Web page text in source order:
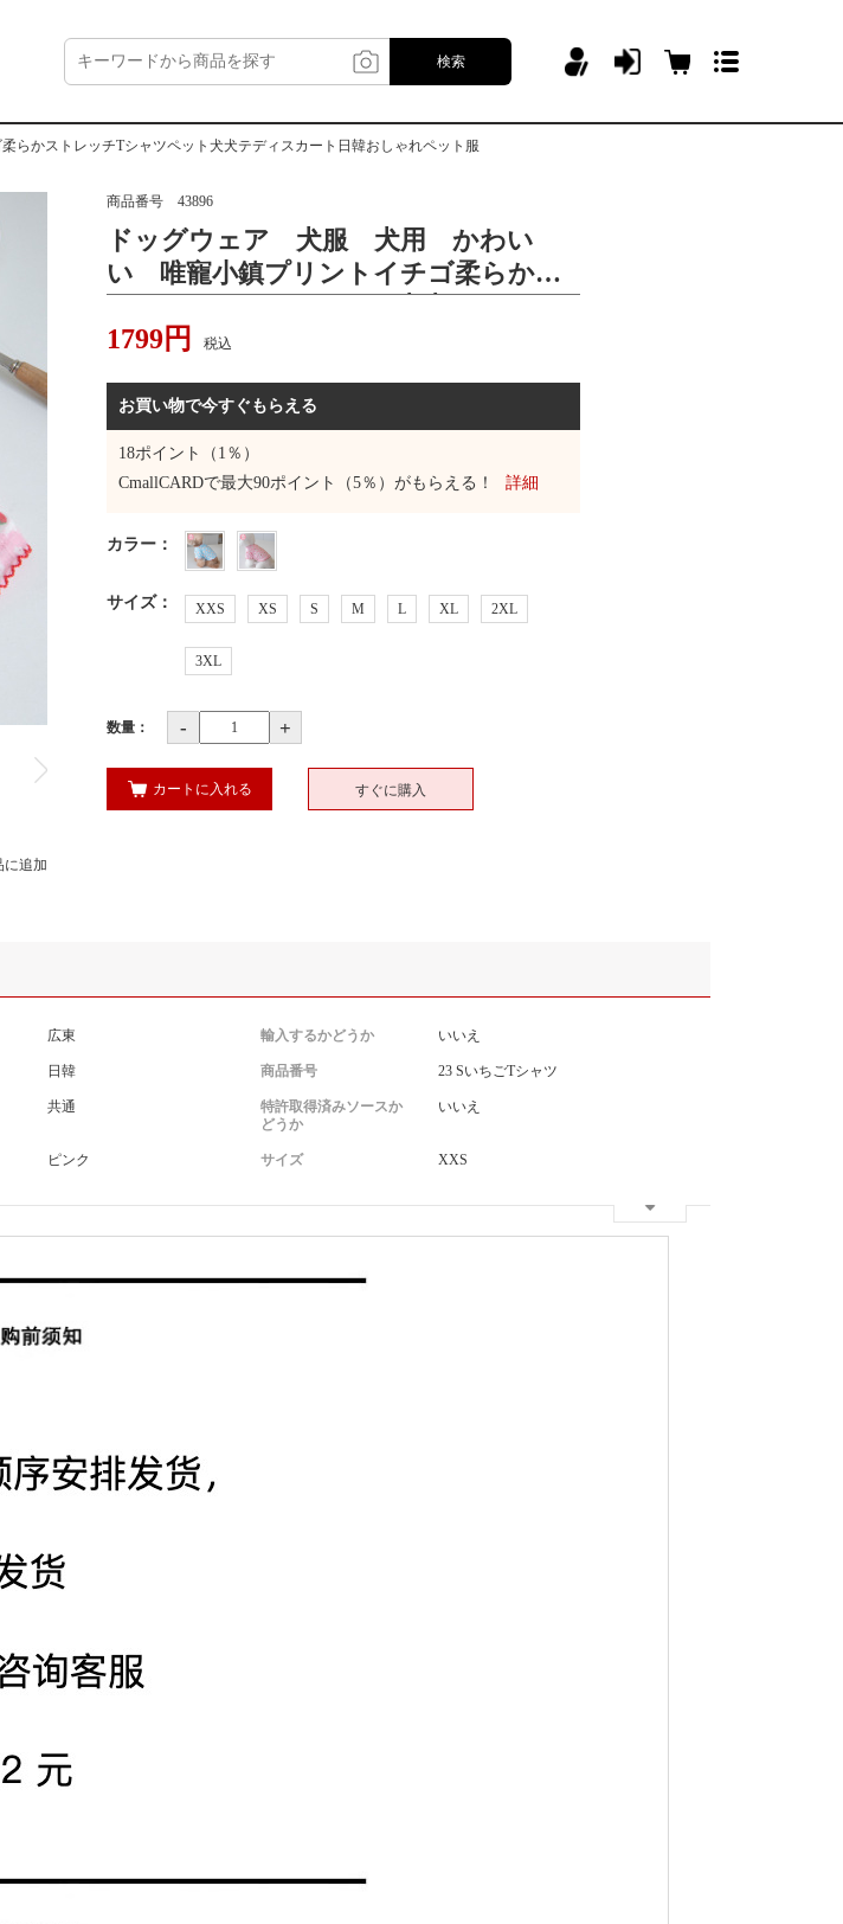
検索
ストレッチTシャツペット犬犬テディスカート日韓おしゃれペット服
に追加
商品番号 43896
ドッグウェア 犬服 犬用 かわい
い 唯寵小鎮プリントイチゴ柔らかス
カート日韓おしゃれペット服
1799円 税込
お買い物で今すぐもらえる
18ポイント（1％）
CmallCARDで最大90ポイント（5％）がもらえる！ 詳細
カラー ：
サイズ： XXS XS S M L XL 2XL
3XL
数量： - +
カートに入れる すぐに購入
広東 輸入するかどうか いいえ
日韓 商品番号 23 SいちごTシャツ
共通
特許取得済みソースか
どうか
いいえ
ピンク サイズ XXS